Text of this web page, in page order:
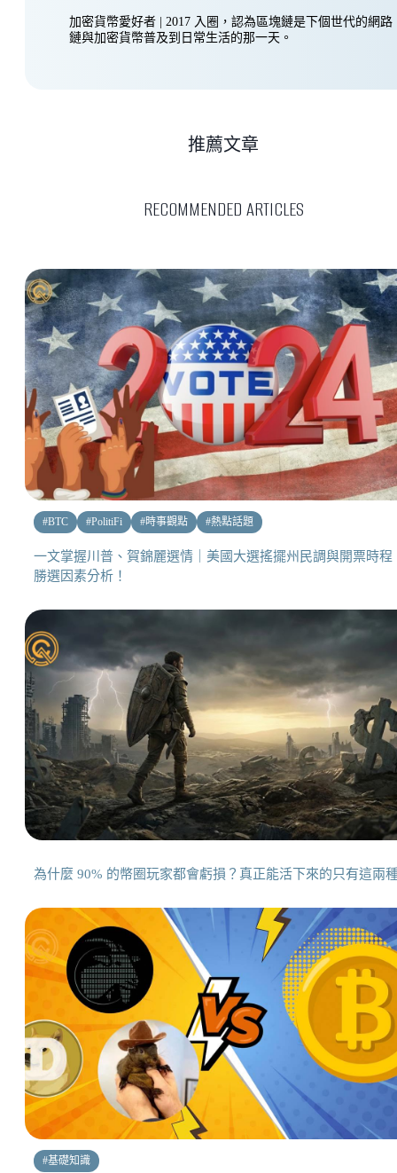
加密貨幣愛好者 | 2017 入圈，認為區塊鏈是下個世代的網路
鏈與加密貨幣普及到日常生活的那一天。
RECOMMENDED ARTICLES
推薦文章
#BTC #PolitiFi #時事觀點 #熱點話題
一文掌握川普、賀錦麗選情｜美國大選搖擺州民調與開票時程
勝選因素分析！
為什麼 90% 的幣圈玩家都會虧損？真正能活下來的只有這兩
#基礎知識